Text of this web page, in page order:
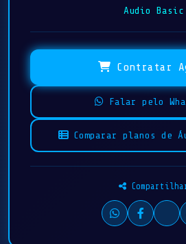
Audio Basic
Contratar
Falar pelo
Comparar planos de